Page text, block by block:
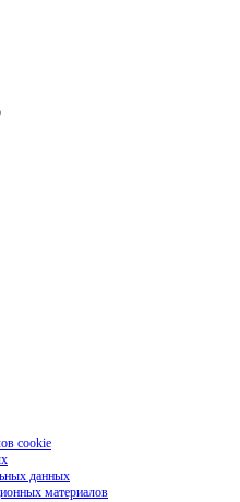
cookie
данных
материалов